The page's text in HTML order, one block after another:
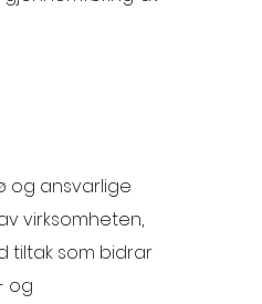
og ansvarlige
virksomheten,
tiltak som bidrar
og